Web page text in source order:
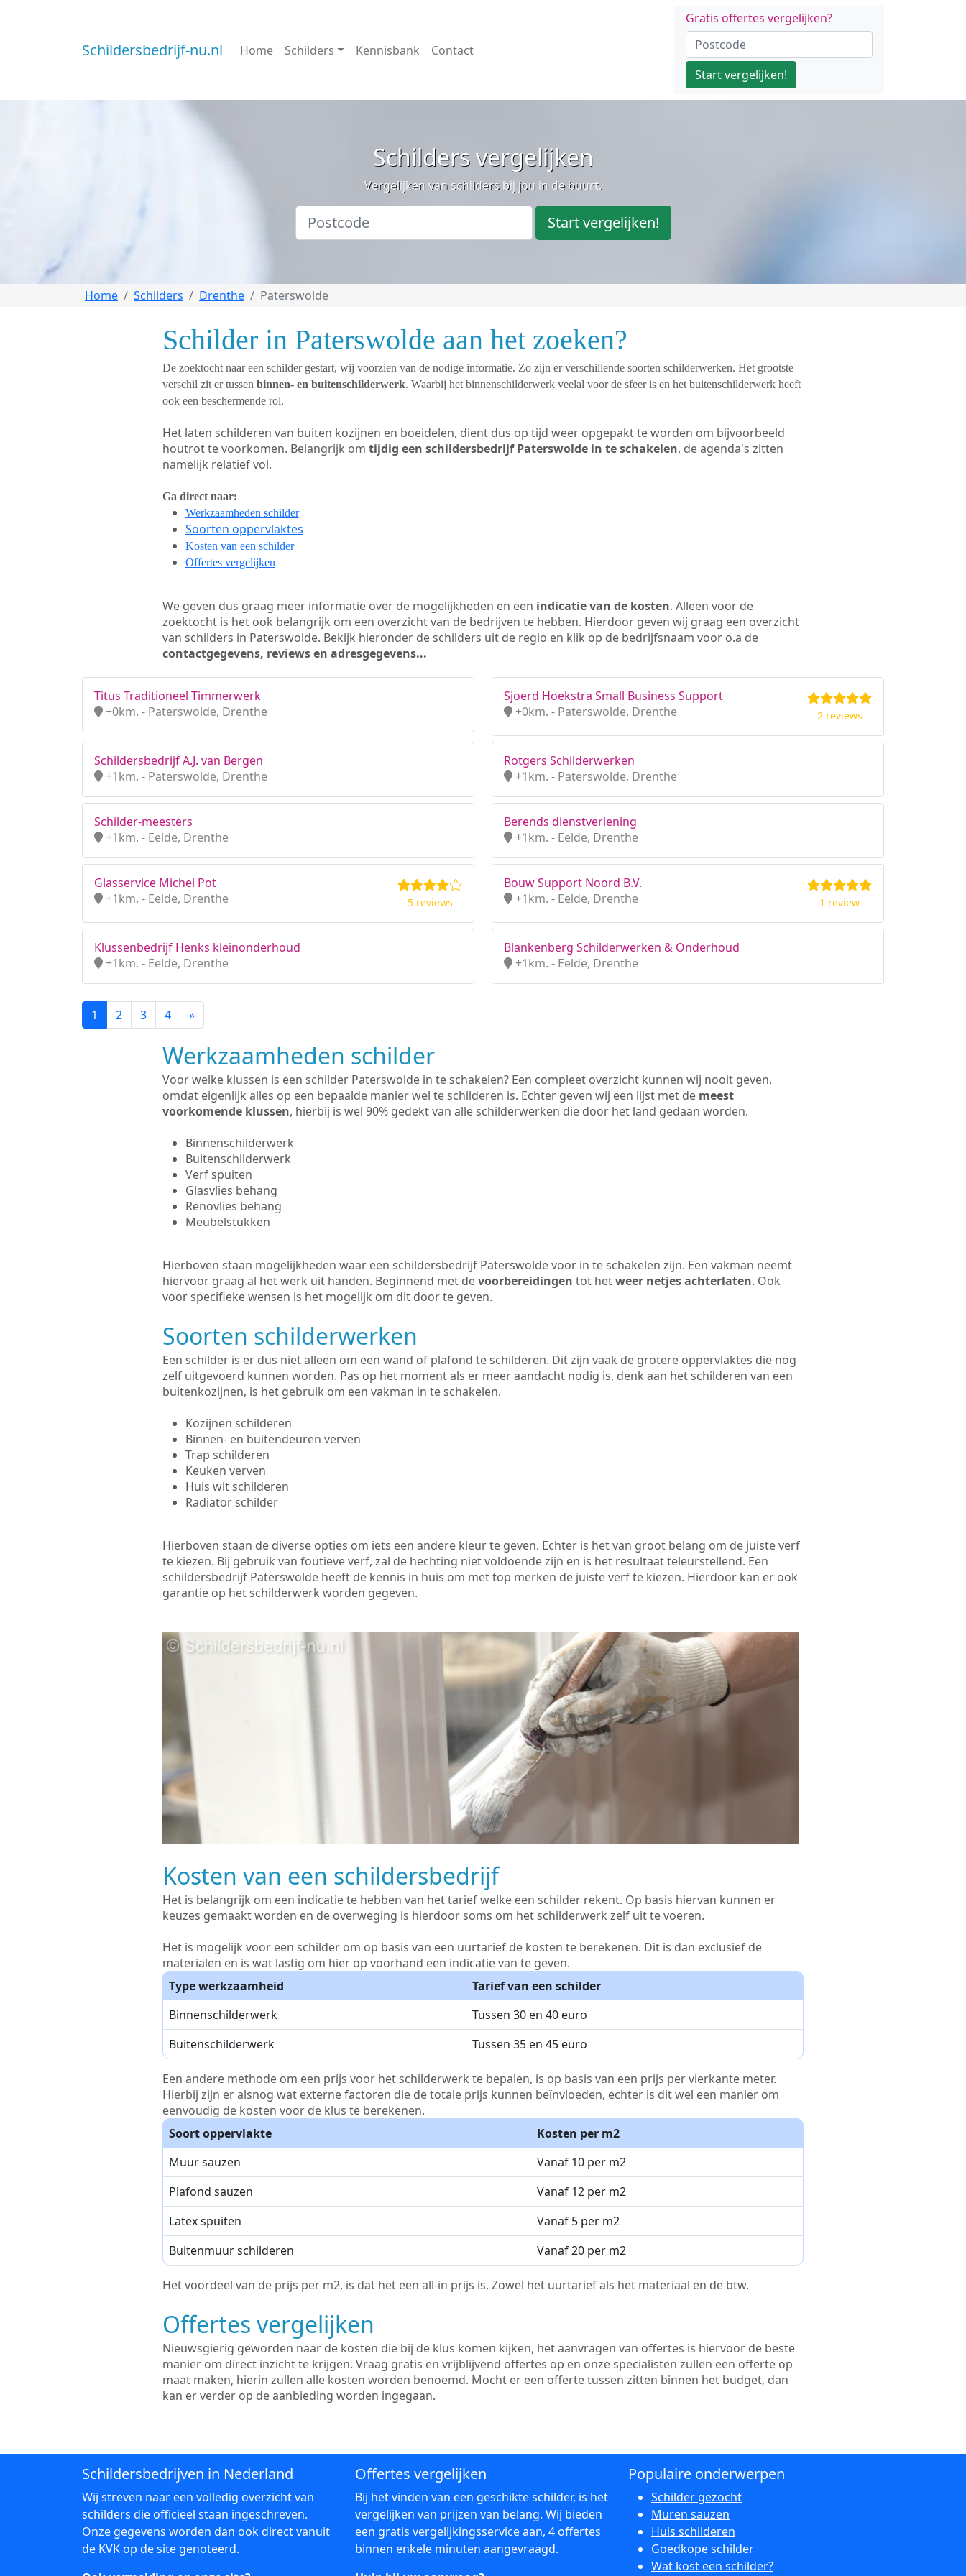
Schildersbedrijf-nu.nl Home Schilders Kennisbank Contact
Gratis offertes vergelijken?
Start vergelijken!
Schilders vergelijken
Vergelijken van schilders bij jou in de buurt.
Start vergelijken!
Home Schilders Drenthe Paterswolde
Schilder in Paterswolde aan het zoeken?
De zoektocht naar een schilder gestart, wij voorzien van de nodige informatie. Zo zijn er verschillende soorten schilderwerken. Het grootste
verschil zit er tussen binnen- en buitenschilderwerk. Waarbij het binnenschilderwerk veelal voor de sfeer is en het buitenschilderwerk heeft
ook een beschermende rol.
Het laten schilderen van buiten kozijnen en boeidelen, dient dus op tijd weer opgepakt te worden om bijvoorbeeld
houtrot te voorkomen. Belangrijk om tijdig een schildersbedrijf Paterswolde in te schakelen, de agenda's zitten
namelijk relatief vol.
Ga direct naar:
Werkzaamheden schilder
Soorten oppervlaktes
Kosten van een schilder
Offertes vergelijken
We geven dus graag meer informatie over de mogelijkheden en een indicatie van de kosten. Alleen voor de
zoektocht is het ook belangrijk om een overzicht van de bedrijven te hebben. Hierdoor geven wij graag een overzicht
van schilders in Paterswolde. Bekijk hieronder de schilders uit de regio en klik op de bedrijfsnaam voor o.a de
contactgegevens, reviews en adresgegevens...
Titus Traditioneel Timmerwerk
+0km. - Paterswolde, Drenthe
Sjoerd Hoekstra Small Business Support
+0km. - Paterswolde, Drenthe
2 reviews
Schildersbedrijf A.J. van Bergen
+1km. - Paterswolde, Drenthe
Rotgers Schilderwerken
+1km. - Paterswolde, Drenthe
Schilder-meesters
+1km. - Eelde, Drenthe
Berends dienstverlening
+1km. - Eelde, Drenthe
Glasservice Michel Pot
+1km. - Eelde, Drenthe
5 reviews
Bouw Support Noord B.V.
+1km. - Eelde, Drenthe
1 review
Klussenbedrijf Henks kleinonderhoud
+1km. - Eelde, Drenthe
Blankenberg Schilderwerken & Onderhoud
+1km. - Eelde, Drenthe
1 2 3 4 »
Werkzaamheden schilder
Voor welke klussen is een schilder Paterswolde in te schakelen? Een compleet overzicht kunnen wij nooit geven,
omdat eigenlijk alles op een bepaalde manier wel te schilderen is. Echter geven wij een lijst met de meest
voorkomende klussen, hierbij is wel 90% gedekt van alle schilderwerken die door het land gedaan worden.
Binnenschilderwerk
Buitenschilderwerk
Verf spuiten
Glasvlies behang
Renovlies behang
Meubelstukken
Hierboven staan mogelijkheden waar een schildersbedrijf Paterswolde voor in te schakelen zijn. Een vakman neemt
hiervoor graag al het werk uit handen. Beginnend met devoorbereidingen tot hetweer netjes achterlaten. Ook
voor specifieke wensen is het mogelijk om dit door te geven.
Soorten schilderwerken
Een schilder is er dus niet alleen om een wand of plafond te schilderen. Dit zijn vaak de grotere oppervlaktes die nog
zelf uitgevoerd kunnen worden. Pas op het moment als er meer aandacht nodig is, denk aan het schilderen van een
buitenkozijnen, is het gebruik om een vakman in te schakelen.
Kozijnen schilderen
Binnen- en buitendeuren verven
Trap schilderen
Keuken verven
Huis wit schilderen
Radiator schilder
Hierboven staan de diverse opties om iets een andere kleur te geven. Echter is het van groot belang om de juiste verf
te kiezen. Bij gebruik van foutieve verf, zal de hechting niet voldoende zijn en is het resultaat teleurstellend. Een
schildersbedrijf Paterswolde heeft de kennis in huis om met top merken de juiste verf te kiezen. Hierdoor kan er ook
garantie op het schilderwerk worden gegeven.
Kosten van een schildersbedrijf
Het is belangrijk om een indicatie te hebben van het tarief welke een schilder rekent. Op basis hiervan kunnen er
keuzes gemaakt worden en de overweging is hierdoor soms om het schilderwerk zelf uit te voeren.
Het is mogelijk voor een schilder om op basis van een uurtarief de kosten te berekenen. Dit is dan exclusief de
materialen en is wat lastig om hier op voorhand een indicatie van te geven.
Type werkzaamheid
Tarief van een schilder
Binnenschilderwerk
Tussen 30 en 40 euro
Buitenschilderwerk
Tussen 35 en 45 euro
Een andere methode om een prijs voor het schilderwerk te bepalen, is op basis van een prijs per vierkante meter.
Hierbij zijn er alsnog wat externe factoren die de totale prijs kunnen beïnvloeden, echter is dit wel een manier om
eenvoudig de kosten voor de klus te berekenen.
Soort oppervlakte
Kosten per m2
Muur sauzen
Vanaf 10 per m2
Plafond sauzen
Vanaf 12 per m2
Latex spuiten
Vanaf 5 per m2
Buitenmuur schilderen
Vanaf 20 per m2
Het voordeel van de prijs per m2, is dat het een all-in prijs is. Zowel het uurtarief als het materiaal en de btw.
Offertes vergelijken
Nieuwsgierig geworden naar de kosten die bij de klus komen kijken, het aanvragen van offertes is hiervoor de beste
manier om direct inzicht te krijgen. Vraag gratis en vrijblijvend offertes op en onze specialisten zullen een offerte op
maat maken, hierin zullen alle kosten worden benoemd. Mocht er een offerte tussen zitten binnen het budget, dan
kan er verder op de aanbieding worden ingegaan.
Schildersbedrijven in Nederland
Wij streven naar een volledig overzicht van
schilders die officieel staan ingeschreven.
Onze gegevens worden dan ook direct vanuit
de KVK op de site genoteerd.
Offertes vergelijken
Bij het vinden van een geschikte schilder, is het
vergelijken van prijzen van belang. Wij bieden
een gratis vergelijkingsservice aan, 4 offertes
binnen enkele minuten aangevraagd.
Populaire onderwerpen
Schilder gezocht
Muren sauzen
Huis schilderen
Goedkope schilder
Wat kost een schilder?